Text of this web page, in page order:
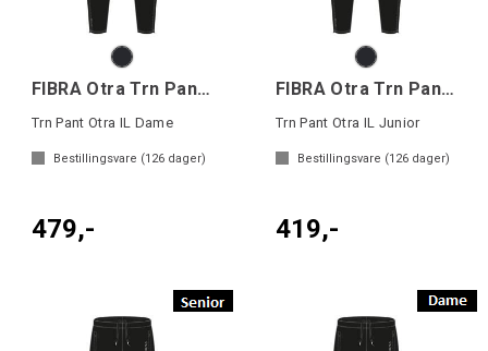
FIBRA Otra Trn Pant W
Trn Pant Otra IL Dame
Bestillingsvare (126 dager)
479,-
FIBRA Otra Trn Pant Jr
Trn Pant Otra IL Junior
Bestillingsvare (126 dager)
419,-